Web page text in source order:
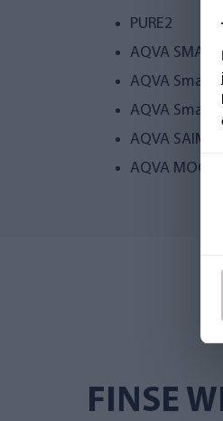
PURE2
AQVA SMART
AQVA Smart
AQVA Smart
AQVA SAIMAA
AQVA MOCCA
FINSE